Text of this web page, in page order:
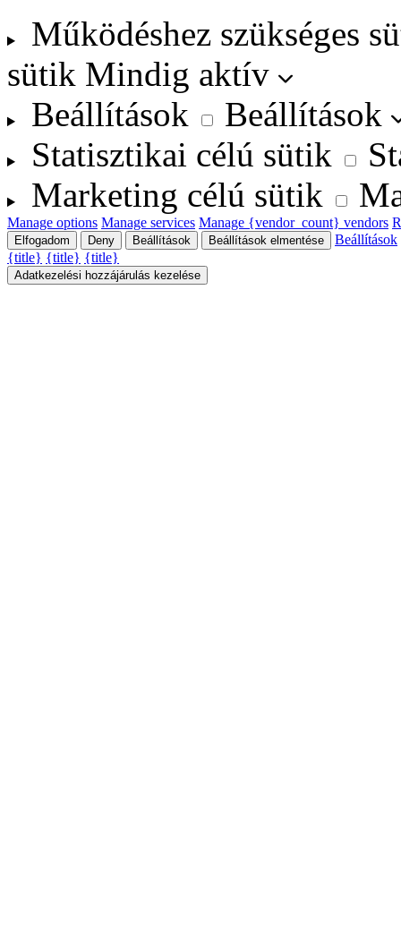
Működéshez szükséges
sütik Mindig aktív
Beállítások
Beállítások
Statisztikai célú sütik
Marketing célú sütik
Manage options Manage services Manage {vendor_count} vendors
Elfogadom Deny Beállítások Beállítások elmentése
Beállítások
{title} {title} {title}
Adatkezelési hozzájárulás kezelése